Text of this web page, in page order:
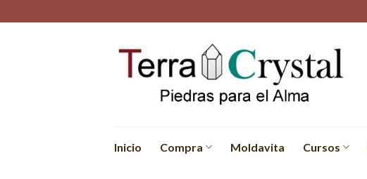
to
Inicio Compra Moldavita Cursos